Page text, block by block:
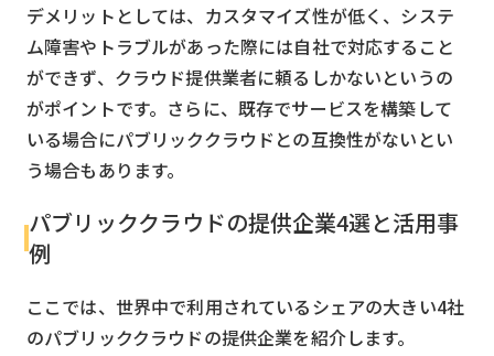
デメリットとしては、カスタマイズ性が低く、システ
ム障害やトラブルがあった際には自社で対応すること
ができず、クラウド提供業者に頼るしかないというの
がポイントです。さらに、既存でサービスを構築して
いる場合にパブリッククラウドとの互換性がないとい
う場合もあります。
パブリッククラウドの提供企業4選と活用事
例
ここでは、世界中で利用されているシェアの大きい4社
のパブリッククラウドの提供企業を紹介します。